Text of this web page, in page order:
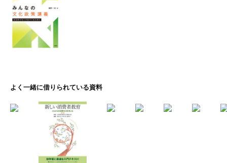
よく一緒に借りられている資料